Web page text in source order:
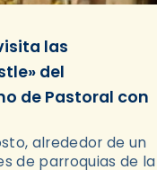
las
del
de Pastoral con
alrededor de un
de parroquias de la